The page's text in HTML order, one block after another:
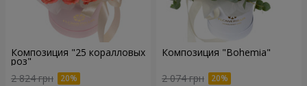
Композиция "25 коралловых
роз"
2 824 грн
Композиция "Bohemia"
2 074 грн